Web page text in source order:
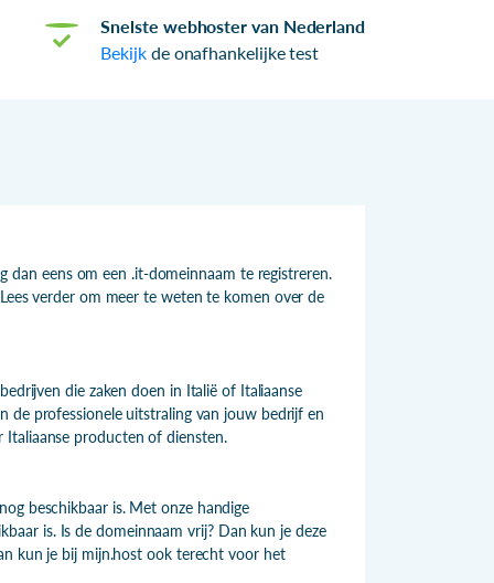
Snelste webhoster van Nederland
Bekijkde onafhankelijke test
dan eens om een .it-domeinnaam te registreren.
verder om meer te weten te komen over de
die zaken doen in Italië of Italiaanse
de professionele uitstraling van jouw bedrijf en
producten of diensten.
beschikbaar is. Met onze handige
is. Is de domeinnaam vrij? Dan kun je deze
kun je bij mijn.host ook terecht voor het